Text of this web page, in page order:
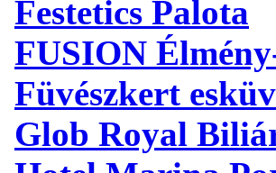
Festetics Palota
FUSION
Füvészkert
Glob Royal